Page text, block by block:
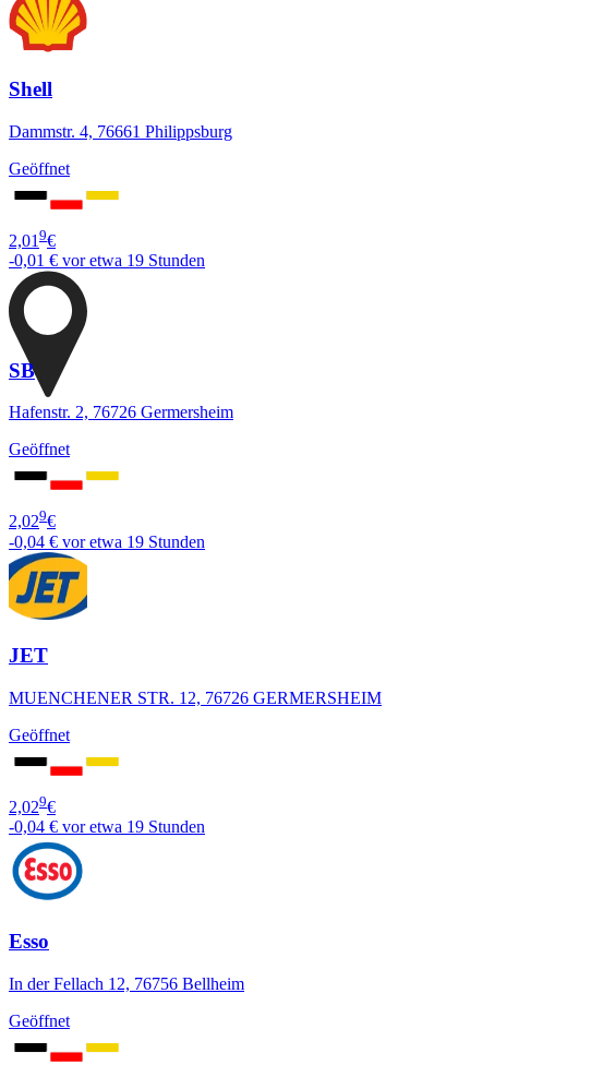
Shell
Dammstr. 4, 76661 Philippsburg
Geöffnet
2,01 9€
-0,01 € vor etwa 19 Stunden
SB
Hafenstr. 2, 76726 Germersheim
Geöffnet
2,029€
-0,04 € vor etwa 19 Stunden
JET
MUENCHENER STR. 12, 76726 GERMERSHEIM
Geöffnet
2,029€
-0,04 € vor etwa 19 Stunden
Esso
In der Fellach 12, 76756 Bellheim
Geöffnet